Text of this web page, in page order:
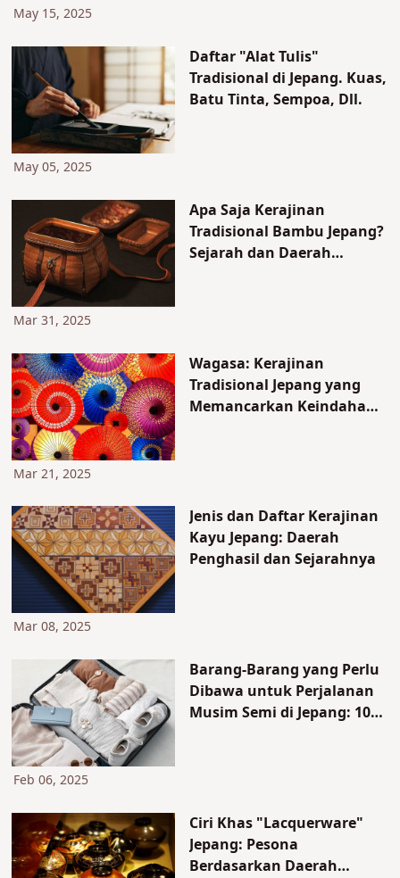
May 15, 2025
Daftar "Alat Tulis"
Tradisional di Jepang. Kuas,
Batu Tinta, Sempoa, Dll.
May 05, 2025
Apa Saja Kerajinan
Tradisional Bambu Jepang?
Sejarah dan Daerah
Mar 31, 2025
Wagasa: Kerajinan
Tradisional Jepang yang
Memancarkan Keindahan
Mar 21, 2025
Jenis dan Daftar Kerajinan
Kayu Jepang: Daerah
Penghasil dan Sejarahnya
Mar 08, 2025
Barang-Barang yang Perlu
Dibawa untuk Perjalanan
Musim Semi di Jepang: 10
Feb 06, 2025
Ciri Khas "Lacquerware"
Jepang: Pesona
Berdasarkan Daerah